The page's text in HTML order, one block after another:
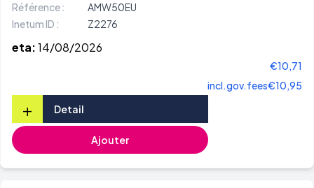
Référence :
AMW50EU
Inetum ID :
Z2276
eta:14/08/2026
€10,71
incl.gov.fees€10,95
+ Detail
Ajouter